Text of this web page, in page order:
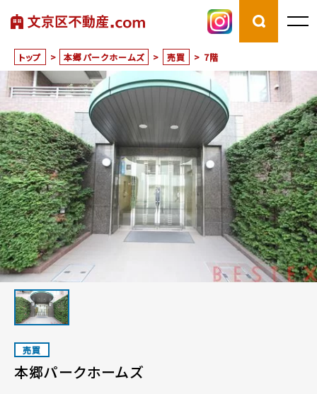
トップ > 本郷パークホームズ > 売買 > 7階
売買
本郷パークホームズ